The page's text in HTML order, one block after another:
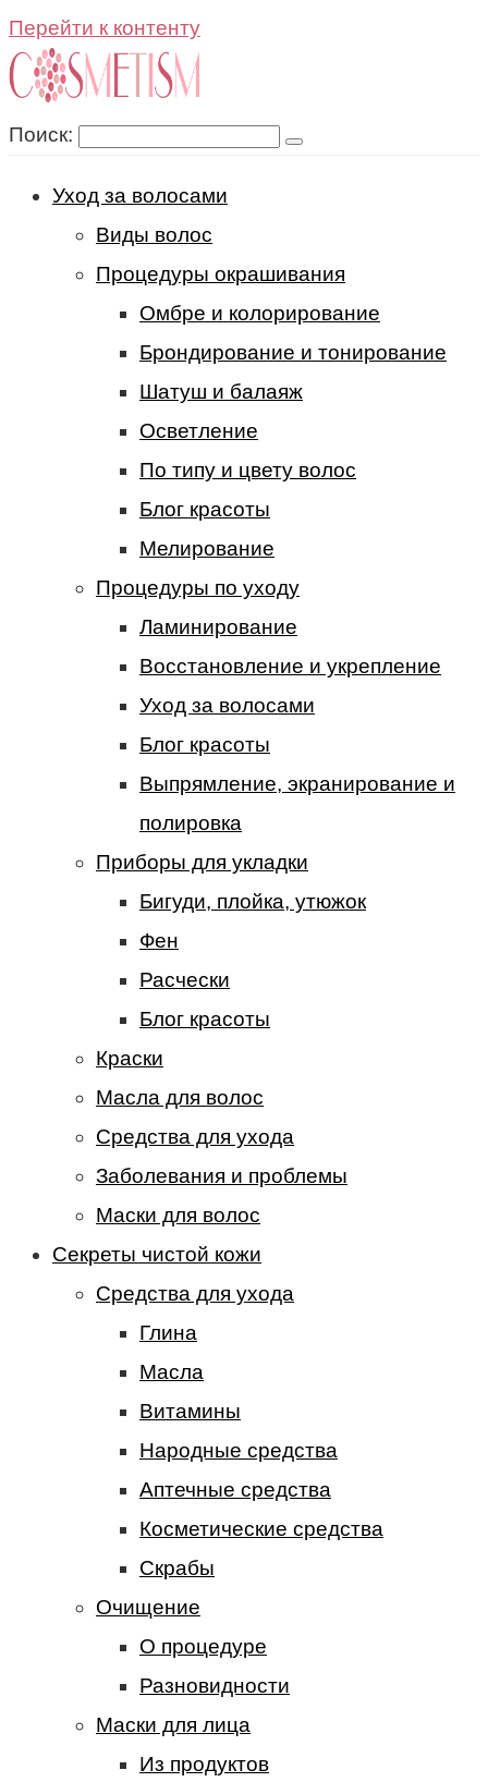
Перейти к контенту
Поиск:
Уход за волосами
Виды волос
Процедуры окрашивания
Омбре и колорирование
Брондирование и тонирование
Шатуш и балаяж
Осветление
По типу и цвету волос
Блог красоты
Мелирование
Процедуры по уходу
Ламинирование
Восстановление и укрепление
Уход за волосами
Блог красоты
Выпрямление, экранирование и
полировка
Приборы для укладки
Бигуди, плойка, утюжок
Фен
Расчески
Блог красоты
Краски
Масла для волос
Средства для ухода
Заболевания и проблемы
Маски для волос
Секреты чистой кожи
Средства для ухода
Глина
Масла
Витамины
Народные средства
Аптечные средства
Косметические средства
Скрабы
Очищение
О процедуре
Разновидности
Маски для лица
Из продуктов